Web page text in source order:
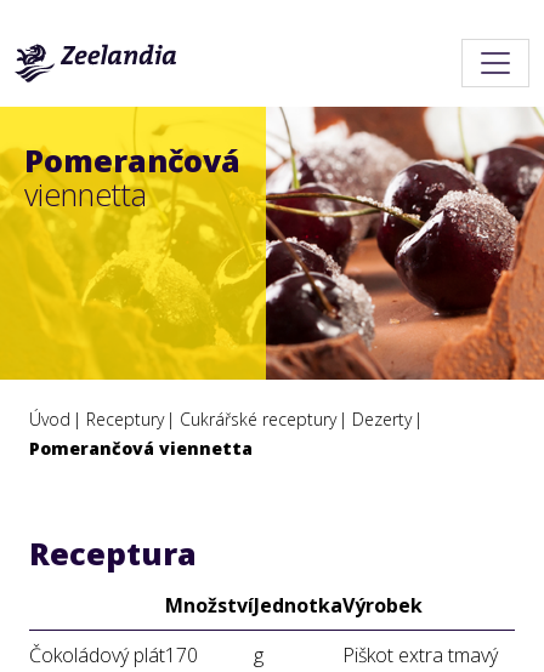
Pomerančová
viennetta
Úvod Receptury Cukrářské receptury
Dezerty
Pomerančová viennetta
Receptura
MnožstvíJednotkaVýrobek
Čokoládový plát170 g
Piškot extra tmavý